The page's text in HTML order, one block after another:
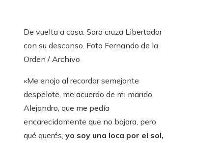
De vuelta a casa. Sara cruza Libertador
con su descanso. Foto Fernando de la
Orden / Archivo
«Me enojo al recordar semejante
despelote, me acuerdo de mi marido
Alejandro, que me pedía
encarecidamente que no bajara, pero
qué querés, yo soy una loca por el sol,